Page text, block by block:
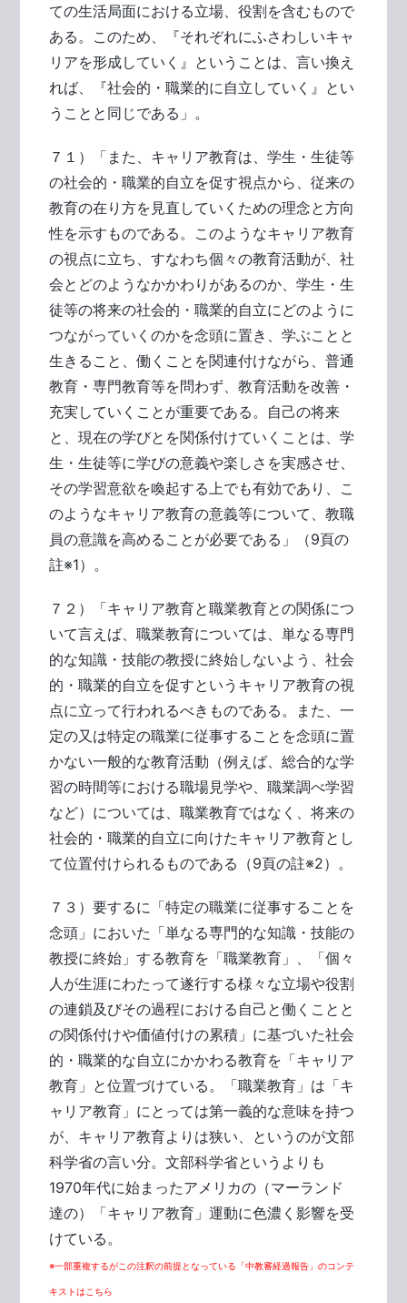
ての生活局面における立場、役割を含むもので
ある。このため、『それぞれにふさわしいキャ
リアを形成していく』ということは、言い換え
れば、『社会的・職業的に自立していく』とい
うことと同じである」。
７１）「また、キャリア教育は、学生・生徒等
の社会的・職業的自立を促す視点から、従来の
教育の在り方を見直していくための理念と方向
性を示すものである。このようなキャリア教育
の視点に立ち、すなわち個々の教育活動が、社
会とどのようなかかわりがあるのか、学生・生
徒等の将来の社会的・職業的自立にどのように
つながっていくのかを念頭に置き、学ぶことと
生きること、働くことを関連付けながら、普通
教育・専門教育等を問わず、教育活動を改善・
充実していくことが重要である。自己の将来
と、現在の学びとを関係付けていくことは、学
生・生徒等に学びの意義や楽しさを実感させ、
その学習意欲を喚起する上でも有効であり、こ
のようなキャリア教育の意義等について、教職
員の意識を高めることが必要である」（9頁の
註※1）。
７２）「キャリア教育と職業教育との関係につ
いて言えば、職業教育については、単なる専門
的な知識・技能の教授に終始しないよう、社会
的・職業的自立を促すというキャリア教育の視
点に立って行われるべきものである。また、一
定の又は特定の職業に従事することを念頭に置
かない一般的な教育活動（例えば、総合的な学
習の時間等における職場見学や、職業調べ学習
など）については、職業教育ではなく、将来の
社会的・職業的自立に向けたキャリア教育とし
て位置付けられるものである（9頁の註※2）。
７３）要するに「特定の職業に従事することを
念頭」においた「単なる専門的な知識・技能の
教授に終始」する教育を「職業教育」、「個々
人が生涯にわたって遂行する様々な立場や役割
の連鎖及びその過程における自己と働くことと
の関係付けや価値付けの累積」に基づいた社会
的・職業的な自立にかかわる教育を「キャリア
教育」と位置づけている。「職業教育」は「キ
ャリア教育」にとっては第一義的な意味を持つ
が、キャリア教育よりは狭い、というのが文部
科学省の言い分。文部科学省というよりも
1970年代に始まったアメリカの（マーランド
達の）「キャリア教育」運動に色濃く影響を受
けている。
※一部重複するがこの注釈の前提となっている「中教審経過報告」のコンテ
キストはこちら